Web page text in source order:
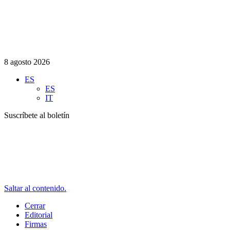
8 agosto 2026
ES
ES
IT
Suscríbete al boletín
Saltar al contenido.
Cerrar
Editorial
Firmas